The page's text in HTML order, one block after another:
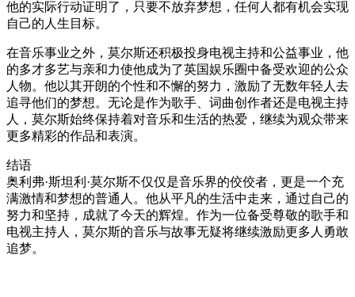
他的实际行动证明了，只要不放弃梦想，任何人都有机会实现
自己的人生目标。
在音乐事业之外，莫尔斯还积极投身电视主持和公益事业，他
的多才多艺与亲和力使他成为了英国娱乐圈中备受欢迎的公众
人物。他以其开朗的个性和不懈的努力，激励了无数年轻人去
追寻他们的梦想。无论是作为歌手、词曲创作者还是电视主持
人，莫尔斯始终保持着对音乐和生活的热爱，继续为观众带来
更多精彩的作品和表演。
结语
奥利弗·斯坦利·莫尔斯不仅仅是音乐界的佼佼者，更是一个充
满激情和梦想的普通人。他从平凡的生活中走来，通过自己的
努力和坚持，成就了今天的辉煌。作为一位备受尊敬的歌手和
电视主持人，莫尔斯的音乐与故事无疑将继续激励更多人勇敢
追梦。